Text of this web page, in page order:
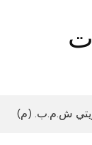
ش.م.ب. (م)